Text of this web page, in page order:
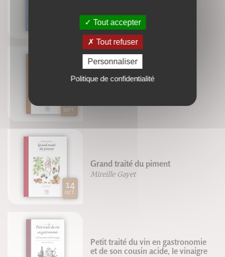
Isabelle Laading
Marie Lemaistre
SEPT.
Petit traité du (bon) pain
14
OCT.
Grand traité du piment
Mireille Gayet
Petit traité du vin en gastronomie
et de son cousin acide, le vinaigre
Tout accepter
Tout refuser
Personnaliser
Politique de confidentialité